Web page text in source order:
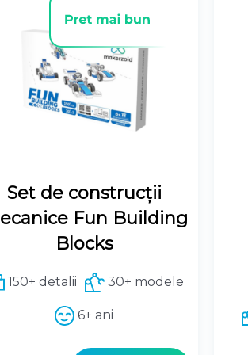
Set de construcții
Fun Building
Blocks
150+ detalii 30+ modele
6+ ani